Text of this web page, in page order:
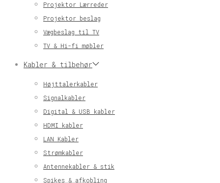
Projektor Lærreder
Projektor beslag
Vægbeslag til TV
TV & Hi-fi møbler
Kabler & tilbehør
Højttalerkabler
Signalkabler
Digital & USB kabler
HDMI kabler
LAN Kabler
Strømkabler
Antennekabler & stik
Spikes & afkobling